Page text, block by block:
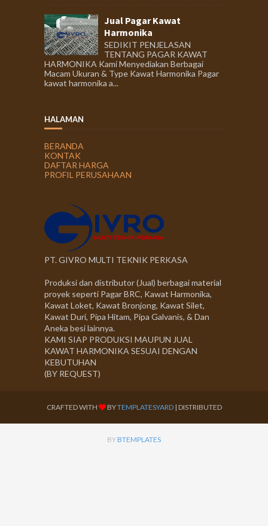
Jual Pagar Kawat
Harmonika
SEDIKIT PENJELASAN
TENTANG PAGAR KAWAT
HARMONIKA Kami Menyediakan Berbagai
Macam Ukuran & Type Kawat Harmonika Pagar
kawat harmonika a...
HALAMAN
BERANDA
KONTAK
DAFTAR HARGA
PROFIL PERUSAHAAN
PT. GIVRO MULTI TEKNIK PERKASA
Produksi dan distributor (Jual) berbagai material
proyek seperti Pagar BRC, Kawat Harmonika,
Kawat Loket, Kawat Bronjong, Kawat Silet,
Kawat Duri, Pipa Hitam, Pipa Galvanis, & Dan
Aneka besi lainnya.
KAMI SIAP PRODUKSI MAUPUN JUAL
KAWAT HARMONIKA SESUAI DENGAN
KEBUTUHAN
(BY REQUEST)
CRAFTED WITH BYTEMPLATESYARD| DISTRIBUTED
BY BTEMPLATES